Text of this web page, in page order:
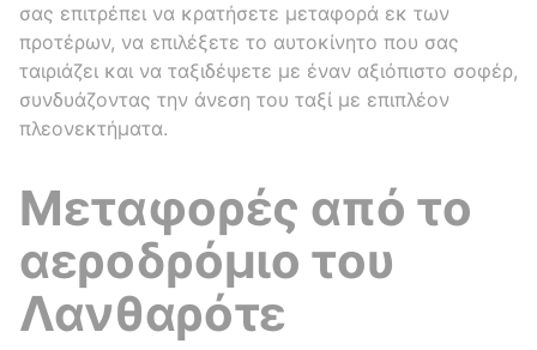
σας επιτρέπει να κρατήσετε μεταφορά εκ των
προτέρων, να επιλέξετε το αυτοκίνητο που σας
ταιριάζει και να ταξιδέψετε με έναν αξιόπιστο σοφέρ,
συνδυάζοντας την άνεση του ταξί με επιπλέον
πλεονεκτήματα.
Μεταφορές από το
αεροδρόμιο του
Λανθαρότε